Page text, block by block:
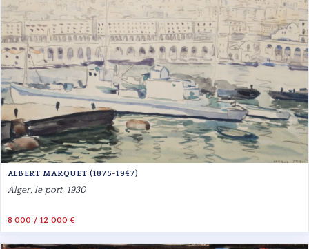
ALBERT MARQUET (1875-1947)
Alger, le port, 1930
8 000 / 12 000 €